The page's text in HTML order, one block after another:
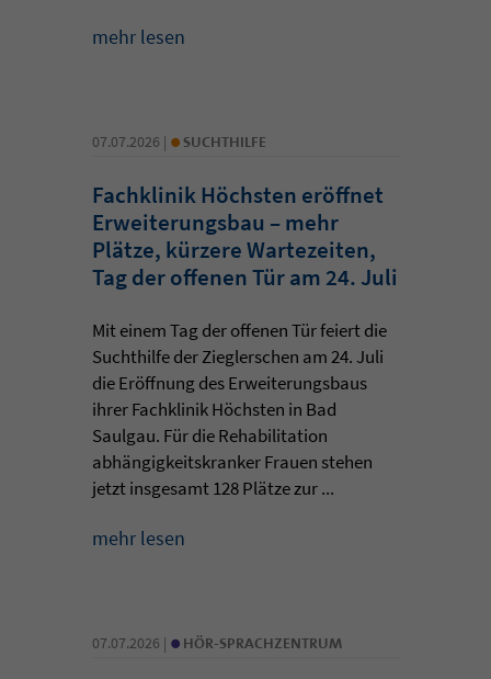
mehr lesen
07.07.2026 | • SUCHTHILFE
Fachklinik Höchsten eröffnet
Erweiterungsbau – mehr
Plätze, kürzere Wartezeiten,
Tag der offenen Tür am 24. Juli
Mit einem Tag der offenen Tür feiert die
Suchthilfe der Zieglerschen am 24. Juli
die Eröffnung des Erweiterungsbaus
ihrer Fachklinik Höchsten in Bad
Saulgau. Für die Rehabilitation
abhängigkeitskranker Frauen stehen
jetzt insgesamt 128 Plätze zur ...
mehr lesen
07.07.2026 | • HÖR-SPRACHZENTRUM